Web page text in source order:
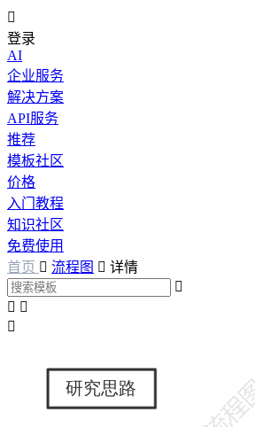

登录
AI
企业服务
解决方案
API服务
推荐
模板社区
价格
入门教程
知识社区
免费使用
首页  流程图  详情

 
